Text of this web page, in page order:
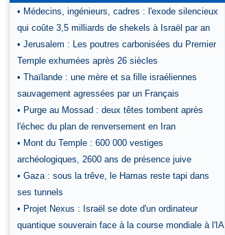
• Médecins, ingénieurs, cadres : l'exode silencieux
qui coûte 3,5 milliards de shekels à Israël par an
• Jerusalem : Les poutres carbonisées du Premier
Temple exhumées après 26 siècles
• Thaïlande : une mère et sa fille israéliennes
sauvagement agressées par un Français
• Purge au Mossad : deux têtes tombent après
l'échec du plan de renversement en Iran
• Mont du Temple : 600 000 vestiges
archéologiques, 2600 ans de présence juive
• Gaza : sous la trêve, le Hamas reste tapi dans
ses tunnels
• Projet Nexus : Israël se dote d'un ordinateur
quantique souverain face à la course mondiale à l'IA